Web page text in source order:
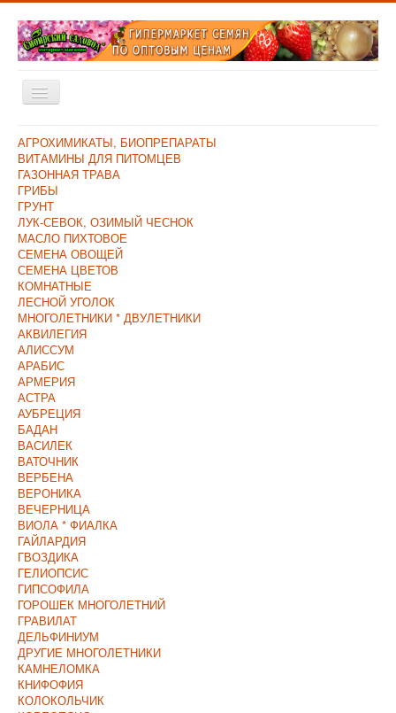
Включить/
выключить
Главная
Каталог
Оплата и Доставка
Контакты
О компании
Прайс/Поступления
Скидки
АГРОХИМИКАТЫ, БИОПРЕПАРАТЫ
ВИТАМИНЫ ДЛЯ ПИТОМЦЕВ
ГАЗОННАЯ ТРАВА
ГРИБЫ
ГРУНТ
ЛУК-СЕВОК, ОЗИМЫЙ ЧЕСНОК
МАСЛО ПИХТОВОЕ
СЕМЕНА ОВОЩЕЙ
СЕМЕНА ЦВЕТОВ
КОМНАТНЫЕ
ЛЕСНОЙ УГОЛОК
МНОГОЛЕТНИКИ * ДВУЛЕТНИКИ
АКВИЛЕГИЯ
АЛИССУМ
АРАБИС
АРМЕРИЯ
АСТРА
АУБРЕЦИЯ
БАДАН
ВАСИЛЕК
ВАТОЧНИК
ВЕРБЕНА
ВЕРОНИКА
ВЕЧЕРНИЦА
ВИОЛА * ФИАЛКА
ГАЙЛАРДИЯ
ГВОЗДИКА
ГЕЛИОПСИС
ГИПСОФИЛА
ГОРОШЕК МНОГОЛЕТНИЙ
ГРАВИЛАТ
ДЕЛЬФИНИУМ
ДРУГИЕ МНОГОЛЕТНИКИ
КАМНЕЛОМКА
КНИФОФИЯ
КОЛОКОЛЬЧИК